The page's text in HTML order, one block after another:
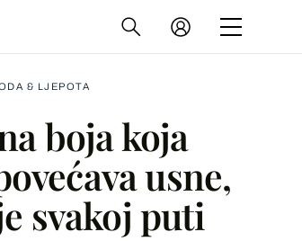
& LJEPOTA
boja koja
usne,
svakoj puti